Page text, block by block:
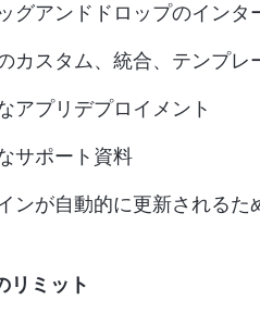
グアンドドロップのインタ
カスタム、統合、テンプレ
アプリデプロイメント
サポート資料
ンが自動的に更新される
リミット